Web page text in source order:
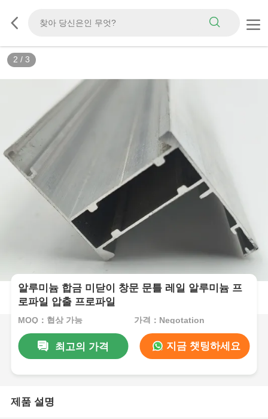
2 / 3
알루미늄 합금 미닫이 창문 문틀 레일 알루미늄 프
로파일 압출 프로파일
MOQ：협상 가능 가격：Negotation
최고의 가격 지금 챗팅하세요
제품 설명